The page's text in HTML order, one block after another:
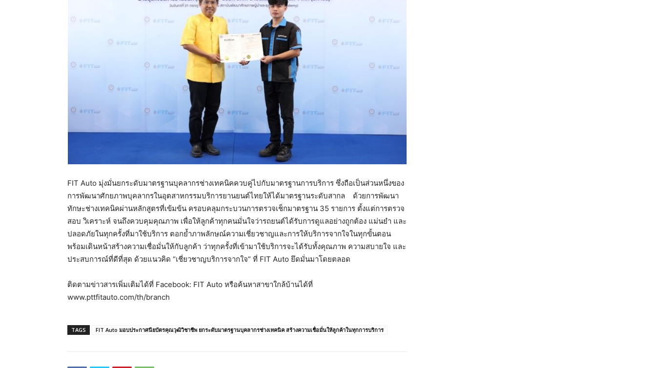
FIT Auto มุ่งมั่นยกระดับมาตรฐานบุคลากรช่างเทคนิคควบคู่ไปกับมาตรฐานการบริการ ซึ่งถือเป็นส่วนหนึ่งของ
การพัฒนาศักยภาพบุคลากรในอุตสาหกรรมบริการยานยนต์ไทยให้ได้มาตรฐานระดับสากล
ด้วยการพัฒนา
ทักษะช่างเทคนิคผ่านหลักสูตรที่เข้มข้น ครอบคลุมกระบวนการตรวจเช็กมาตรฐาน 35 รายการ ตั้งแต่การตรวจ
สอบ วิเคราะห์ จนถึงควบคุมคุณภาพ เพื่อให้ลูกค้าทุกคนมั่นใจว่ารถยนต์ได้รับการดูแลอย่างถูกต้อง แม่นยำ และ
ปลอดภัยในทุกครั้งที่มาใช้บริการ ตอกย้ำภาพลักษณ์ความเชี่ยวชาญและการให้บริการจากใจในทุกขั้นตอน
พร้อมเดินหน้าสร้างความเชื่อมั่นให้กับลูกค้า ว่าทุกครั้งที่เข้ามาใช้บริการจะได้รับทั้งคุณภาพ ความสบายใจ และ
ประสบการณ์ที่ดีที่สุด ด้วยแนวคิด “เชี่ยวชาญบริการจากใจ” ที่ FIT Auto ยึดมั่นมาโดยตลอด
ติดตามข่าวสารเพิ่มเติมได้ที่ Facebook: FIT Auto หรือค้นหาสาขาใกล้บ้านได้ที่
www.pttfitauto.com/th/branch
TAGS FIT Auto มอบประกาศนียบัตรคุณวุฒิวิชาชีพ ยกระดับมาตรฐานบุคลากรช่างเทคนิค สร้างความเชื่อมั่นให้ลูกค้าในทุกการบริการ